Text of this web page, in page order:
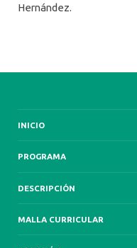
Hernández.
INICIO
PROGRAMA
DESCRIPCIÓN
MALLA CURRICULAR